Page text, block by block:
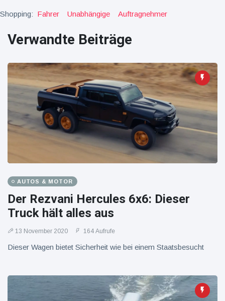
"Das alte
England":
frustriert
16 Juli
78
Aufrufe
Sorge um
Jungstorch
nimmt
glückliche
Wendung
16 Juli
52
Aufrufe
Vor WM-
Finale:
Rauch-
York
16 Juli
Shopping: Fahrer Unabhängige Auftragnehmer
Verwandte Beiträge
AUTOS & MOTOR
Der Rezvani Hercules 6x6: Dieser
Truck hält alles aus
13 November 2020 164 Aufrufe
Dieser Wagen bietet Sicherheit wie bei einem Staatsbesucht